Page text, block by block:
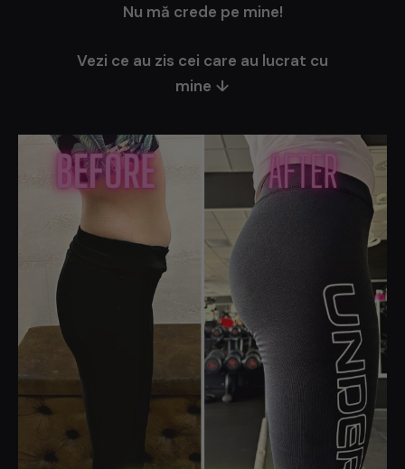
Nu mă crede pe mine!
Vezi ce au zis cei care au lucrat cu
mine ↓